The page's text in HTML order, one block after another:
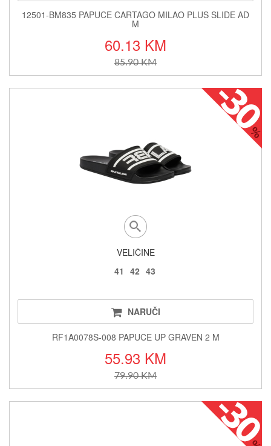
12501-BM835 PAPUCE CARTAGO MILAO PLUS SLIDE AD
M
60.13 KM
85.90 KM
VELIČINE
41 42 43
NARUČI
RF1A0078S-008 PAPUCE UP GRAVEN 2 M
55.93 KM
79.90 KM